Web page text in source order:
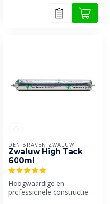
DEN BRAVEN ZWALUW
Zwaluw High Tack
600ml
Hoogwaardige en
professionele constructie-